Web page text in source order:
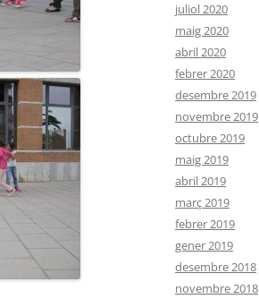
juliol 2020
maig 2020
abril 2020
febrer 2020
desembre 2019
novembre 2019
octubre 2019
maig 2019
abril 2019
març 2019
febrer 2019
gener 2019
desembre 2018
novembre 2018